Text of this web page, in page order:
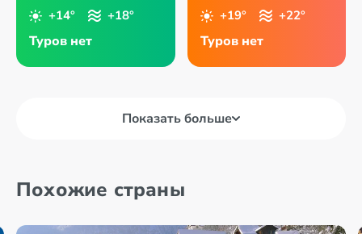
+14° +18°
Туров нет
+19° +22°
Туров нет
Показать больше
Похожие страны